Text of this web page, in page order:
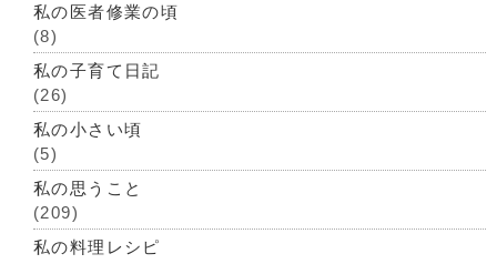
私の医者修業の頃
(8)
私の子育て日記
(26)
私の小さい頃
(5)
私の思うこと
(209)
私の料理レシピ